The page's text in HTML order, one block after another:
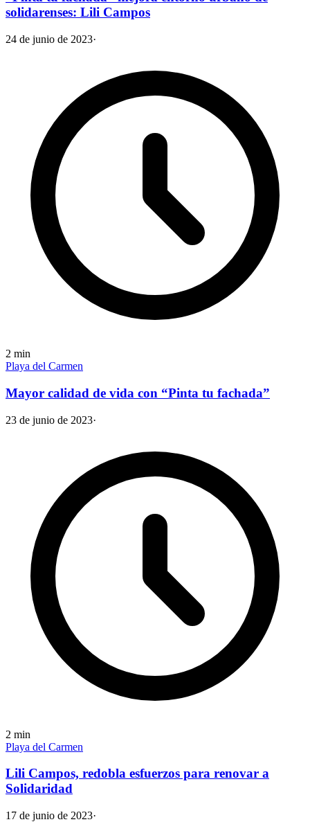
solidarenses: Lili Campos
24 de junio de 2023·
2 min
Playa del Carmen
Mayor calidad de vida con “Pinta tu fachada”
23 de junio de 2023·
2 min
Playa del Carmen
Lili Campos, redobla esfuerzos para renovar a
Solidaridad
17 de junio de 2023·